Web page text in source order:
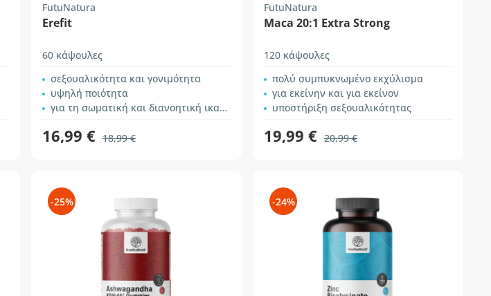
FutuNatura
Erefit
60 κάψουλες
σεξουαλικότητα και γονιμότητα
υψηλή ποιότητα
για τη σωματική και διανοητική ικανότητα
16,99 € 18,99 €
FutuNatura
Maca 20:1 Extra Strong
120 κάψουλες
πολύ συμπυκνωμένο εκχύλισμα
για εκείνην και για εκείνον
υποστήριξη σεξουαλικότητας
19,99 € 20,99 €
-25% -24%